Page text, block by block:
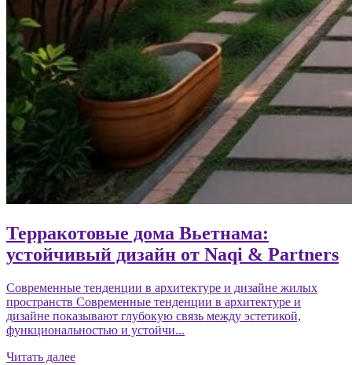
Терракотовые дома Вьетнама:
устойчивый дизайн от Naqi & Partners
Современные тенденции в архитектуре и дизайне жилых
пространств Современные тенденции в архитектуре и
дизайне показывают глубокую связь между эстетикой,
функциональностью и устойчи...
Читать далее